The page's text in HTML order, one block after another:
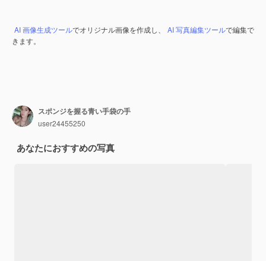
AI 画像生成ツールでオリジナル画像を作成し、 AI 写真編集ツールで編集で
きます。
スポンジを握る青い手袋の手
user24455250
あなたにおすすめの写真